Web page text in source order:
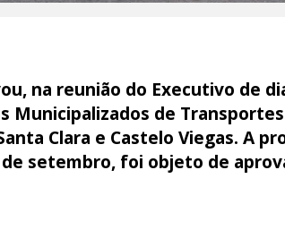
na reunião do Executivo de
Municipalizados de
Clara e Castelo Viegas. A
setembro, foi objeto de